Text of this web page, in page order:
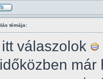
témája:
válaszolok
már